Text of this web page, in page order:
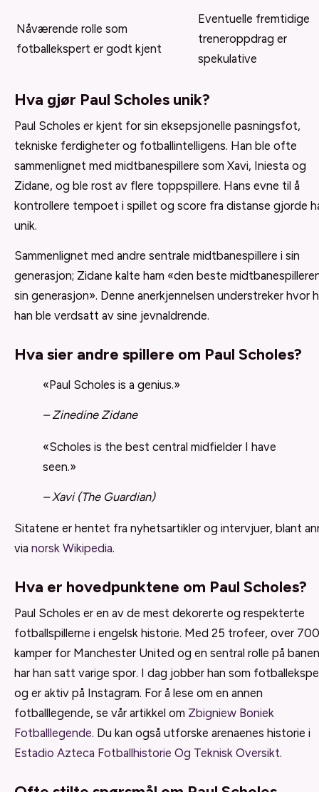
Nåværende rolle som
fotballekspert er godt kjent
Eventuelle fremtidige
treneroppdrag er
spekulative
Hva gjør Paul Scholes unik?
Paul Scholes er kjent for sin eksepsjonelle pasningsfot,
tekniske ferdigheter og fotballintelligens. Han ble ofte
sammenlignet med midtbanespillere som Xavi, Iniesta og
Zidane, og ble rost av flere toppspillere. Hans evne til å
kontrollere tempoet i spillet og score fra distanse gjorde
unik.
Sammenlignet med andre sentrale midtbanespillere i sin
generasjon; Zidane kalte ham «den beste
sin generasjon». Denne anerkjennelsen understreker hvor
han ble verdsatt av sine jevnaldrende.
Hva sier andre spillere om Paul Scholes?
«Paul Scholes is a genius.»
– Zinedine Zidane
«Scholes is the best central midfielder I have
seen.»
– Xavi (The Guardian)
Sitatene er hentet fra nyhetsartikler og intervjuer, blant
via norsk Wikipedia.
Hva er hovedpunktene om Paul Scholes?
Paul Scholes er en av de mest dekorerte og respekterte
fotballspillerne i engelsk historie. Med 25 trofeer, over 700
kamper for Manchester United og en sentral rolle på
har han satt varige spor. I dag jobber han som
og er aktiv på Instagram. For å lese om en annen
fotballlegende, se vår artikkel om Zbigniew Boniek
Fotballlegende. Du kan også utforske arenaenes historie i
Estadio Azteca Fotballhistorie Og Teknisk Oversikt.